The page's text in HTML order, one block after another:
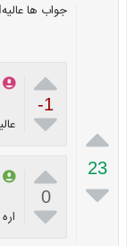

23

جواب ها

-1


0
